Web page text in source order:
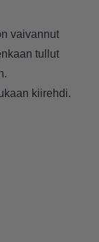
vaivannut
tullut
kiirehdi.